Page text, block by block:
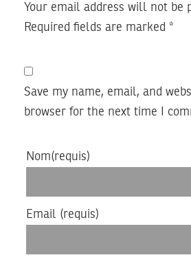
Your email address will not be
Required fields are marked *
Save my name, email, and
browser for the next time I
Nom(requis)
Email (requis)